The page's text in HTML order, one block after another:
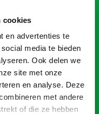
cookies
en advertenties te
media te bieden
Ook delen we
site met onze
en analyse. Deze
met andere
of die ze hebben